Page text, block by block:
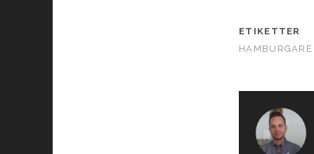
ETIKETTER
HAMBURGARE